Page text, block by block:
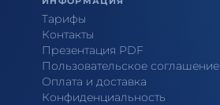
Тарифы
Контакты
Презентация PDF
Пользовательское соглашение
Оплата и доставка
Конфиденциальность